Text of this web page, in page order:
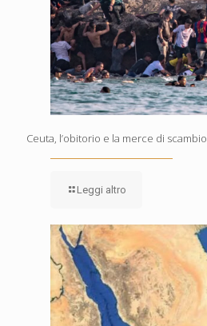
Ceuta, l’obitorio e la merce di scambio
Leggi altro